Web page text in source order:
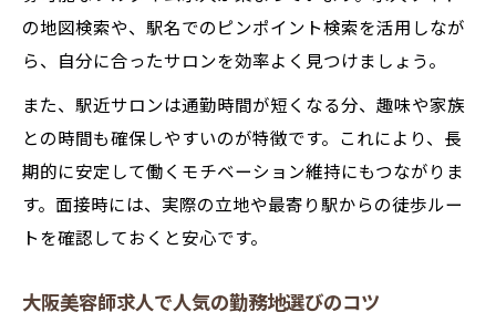
の地図検索や、駅名でのピンポイント検索を活用しなが
ら、自分に合ったサロンを効率よく見つけましょう。
また、駅近サロンは通勤時間が短くなる分、趣味や家族
との時間も確保しやすいのが特徴です。これにより、長
期的に安定して働くモチベーション維持にもつながりま
す。面接時には、実際の立地や最寄り駅からの徒歩ルー
トを確認しておくと安心です。
大阪美容師求人で人気の勤務地選びのコツ